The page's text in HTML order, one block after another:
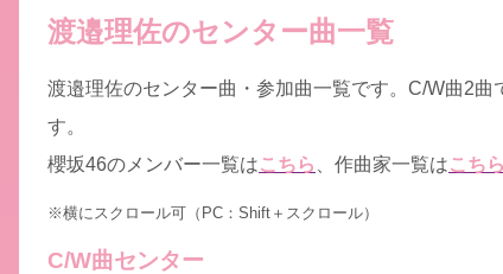
渡邉理佐のセンター曲一覧
渡邉理佐のセンター曲・参加曲一覧です。C/W曲2
す。
櫻坂46のメンバー一覧はこちら 、作曲家一覧はこちら
※横にスクロール可（PC：Shift＋スクロール）
C/W曲センター